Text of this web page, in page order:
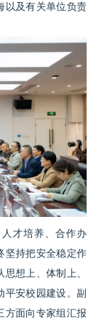
以及有关单位负责
才培养、合作办
坚持把安全稳定作
想上、体制上、
平安校园建设。副
方面向专家组汇报